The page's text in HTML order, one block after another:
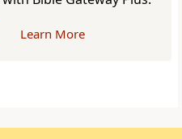
Learn More